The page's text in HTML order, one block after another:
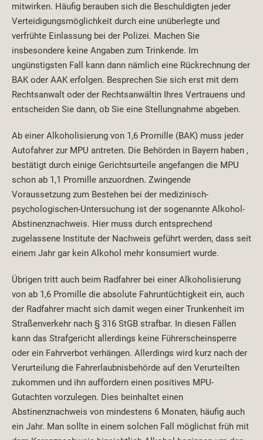
mitwirken. Häufig berauben sich die Beschuldigten jeder
Verteidigungsmöglichkeit durch eine unüberlegte und
verfrühte Einlassung bei der Polizei. Machen Sie
insbesondere keine Angaben zum Trinkende. Im
ungünstigsten Fall kann dann nämlich eine Rückrechnung der
BAK oder AAK erfolgen. Besprechen Sie sich erst mit dem
Rechtsanwalt oder der Rechtsanwältin Ihres Vertrauens und
entscheiden Sie dann, ob Sie eine Stellungnahme abgeben.
Ab einer Alkoholisierung von 1,6 Promille (BAK) muss jeder
Autofahrer zur MPU antreten. Die Behörden in Bayern haben ,
bestätigt durch einige Gerichtsurteile angefangen die MPU
schon ab 1,1 Promille anzuordnen. Zwingende
Voraussetzung zum Bestehen bei der medizinisch-
psychologischen-Untersuchung ist der sogenannte Alkohol-
Abstinenznachweis. Hier muss durch entsprechend
zugelassene Institute der Nachweis geführt werden, dass seit
einem Jahr gar kein Alkohol mehr konsumiert wurde.
Übrigen tritt auch beim Radfahrer bei einer Alkoholisierung
von ab 1,6 Promille die absolute Fahruntüchtigkeit ein, auch
der Radfahrer macht sich damit wegen einer Trunkenheit im
Straßenverkehr nach § 316 StGB strafbar. In diesen Fällen
kann das Strafgericht allerdings keine Führerscheinsperre
oder ein Fahrverbot verhängen. Allerdings wird kurz nach der
Verurteilung die Fahrerlaubnisbehörde auf den Verurteilten
zukommen und ihn auffordern einen positives MPU-
Gutachten vorzulegen. Dies beinhaltet einen
Abstinenznachweis von mindestens 6 Monaten, häufig auch
ein Jahr. Man sollte in einem solchen Fall möglichst früh mit